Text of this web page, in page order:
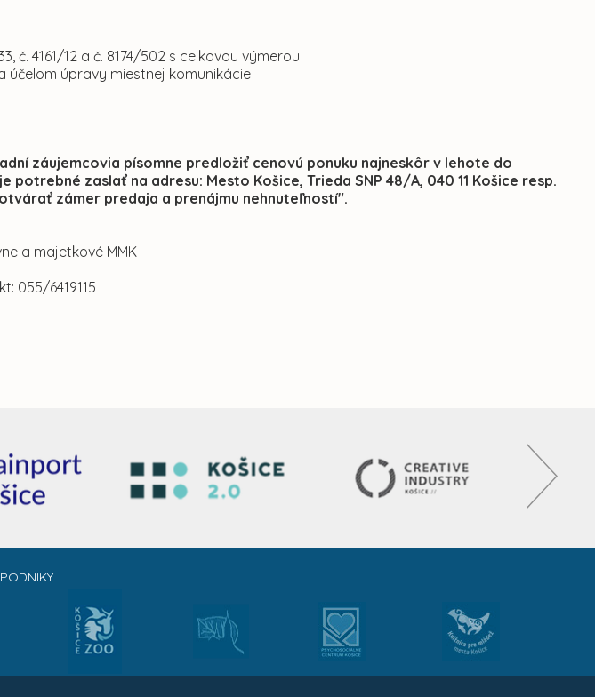
č. 4161/12 a č. 8174/502 s celkovou výmerou
účelom úpravy miestnej komunikácie
záujemcovia písomne predložiť cenovú ponuku najneskôr v lehote do
potrebné zaslať na adresu: Mesto Košice, Trieda SNP 48/A, 040 11 Košice resp.
zámer predaja a prenájmu nehnuteľností".
a majetkové MMK
055/6419115